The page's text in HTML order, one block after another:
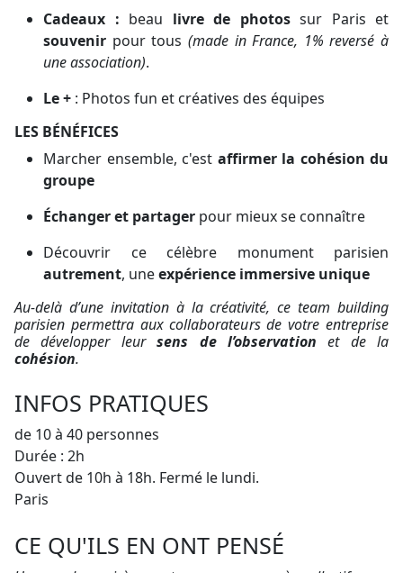
Cadeaux : beau livre de photossur Paris et
souvenir pour tous (made in France, 1% reversé à
une association).
Le + : Photos fun et créatives des équipes
LES BÉNÉFICES
Marcher ensemble, c'est affirmer la cohésion du
groupe
Échanger et partager pour mieux se connaître
Découvrir ce célèbre monument parisien
autrement, uneexpérience immersive unique
Au-delà d’une invitation à la créativité, ce team building
parisien permettra aux collaborateurs de votre entreprise
de développer leursens de l’observation et de la
cohésion.
INFOS PRATIQUES
de 10 à 40 personnes
Durée : 2h
Ouvert de 10h à 18h. Fermé le lundi.
Paris
CE QU'ILS EN ONT PENSÉ